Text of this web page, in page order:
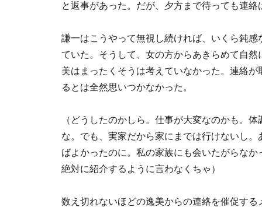
と返事があった。だが、夕方まで待っても連絡
謙一はこうやって無視し続ければ、いくら鈍
ていた。そうして、女の方からあきらめて自
美はまったくそうは考えていなかった。連絡
るとは全然思いつかなかった。
（どうしたのかしら。仕事が大変なのかも。
な。でも、実家だから家にまでは行けないし
ばよかったのに。私の家族にも会いたがらな
絶対に紹介するように言わなくちゃ）
数え切れないほどの逸美からの連絡を催促す